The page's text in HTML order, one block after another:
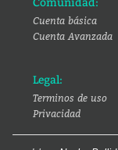
Comunidad:
Cuenta básica
Cuenta Avanzada
Legal:
Terminos de uso
Privacidad